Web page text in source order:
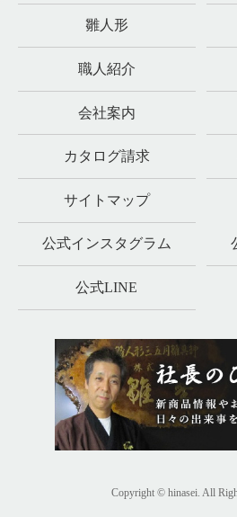
雛人形
職人紹介
会社案内
カタログ請求
サイトマップ
公式インスタグラム
公式LINE
Copyright © hinasei. All